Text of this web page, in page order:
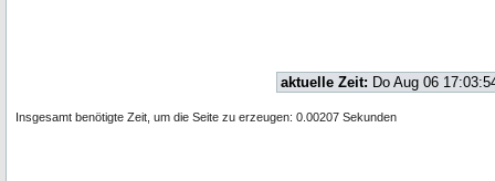
aktuelle Zeit: Do Aug 06
Insgesamt benötigte Zeit, um die Seite zu erzeugen: 0.00207 Sekunden